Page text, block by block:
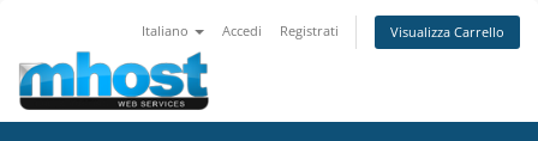
Italiano Accedi Registrati Visualizza Carrello